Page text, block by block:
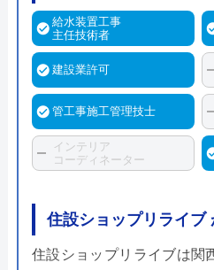
給水装置工事
主任技術者
建設業許可
管工事施工管理技士
インテリア
コーディネーター
住設ショップリライブ
住設ショップリライブは関